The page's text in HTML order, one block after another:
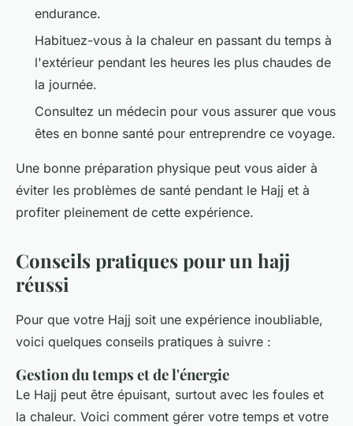
endurance.
Habituez-vous à la chaleur en passant du temps à
l'extérieur pendant les heures les plus chaudes de
la journée.
Consultez un médecin pour vous assurer que vous
êtes en bonne santé pour entreprendre ce voyage.
Une bonne préparation physique peut vous aider à
éviter les problèmes de santé pendant le Hajj et à
profiter pleinement de cette expérience.
Conseils pratiques pour un hajj
réussi
Pour que votre Hajj soit une expérience inoubliable,
voici quelques conseils pratiques à suivre :
Gestion du temps et de l'énergie
Le Hajj peut être épuisant, surtout avec les foules et
la chaleur. Voici comment gérer votre temps et votre